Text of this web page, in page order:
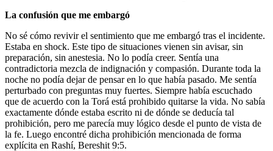
La confusión que me embargó
No sé cómo revivir el sentimiento que me embargó tras el incidente.
Estaba en shock. Este tipo de situaciones vienen sin avisar, sin
preparación, sin anestesia. No lo podía creer. Sentía una
contradictoria mezcla de indignación y compasión. Durante toda la
noche no podía dejar de pensar en lo que había pasado. Me sentía
perturbado con preguntas muy fuertes. Siempre había escuchado
que de acuerdo con la Torá está prohibido quitarse la vida. No sabía
exactamente dónde estaba escrito ni de dónde se deducía tal
prohibición, pero me parecía muy lógico desde el punto de vista de
la fe. Luego encontré dicha prohibición mencionada de forma
explícita en Rashí, Bereshit 9:5.